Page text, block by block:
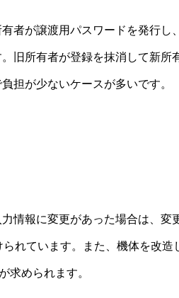
者が譲渡用パスワードを発行し
旧所有者が登録を抹消して新所
担が少ないケースが多いです。
情報に変更があった場合は、変
れています。また、機体を改造
求められます。